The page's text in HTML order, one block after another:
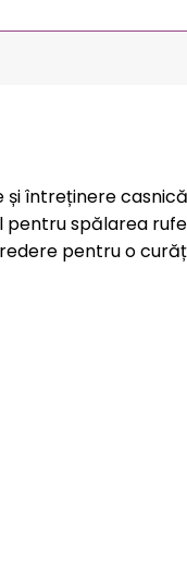
întreținere
pentru spălarea
pentru o